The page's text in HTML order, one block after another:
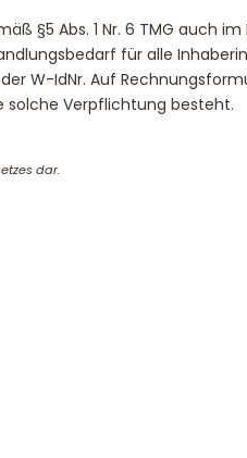
§5 Abs. 1 Nr. 6 TMG auch
für alle
W-IdNr. Auf
Verpflichtung besteht.
dar.